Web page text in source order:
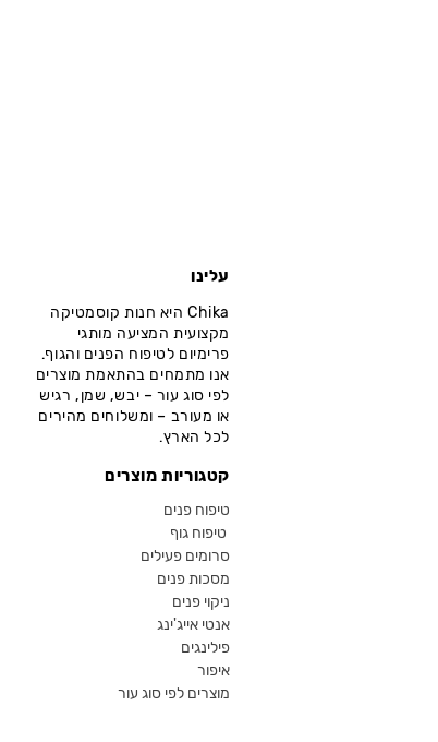
עלינו
Chika היא חנות קוסמטיקה
מקצועית המציעה מותגי
פרימיום לטיפוח הפנים והגוף.
אנו מתמחים בהתאמת מוצרים
לפי סוג עור – יבש, שמן, רגיש
או מעורב – ומשלוחים מהירים
לכל הארץ.
קטגוריות מוצרים
טיפוח פנים
טיפוח גוף
סרומים פעילים
מסכות פנים
ניקוי פנים
אנטי אייג'ינג
פילינגים
איפור
מוצרים לפי סוג עור